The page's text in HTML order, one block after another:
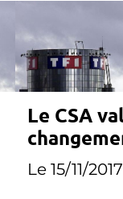
Le CSA
noms de NT1 et
HD1
Le 15/11/2017